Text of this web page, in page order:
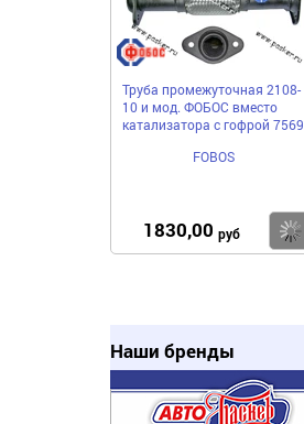
Труба промежуточная 2108-
10 и мод. ФОБОС вместо
катализатора с гофрой 7569
FOBOS
1830,00 руб
Наши бренды